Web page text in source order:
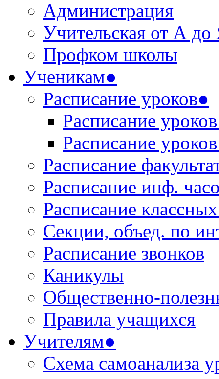
Администрация
Учительская от А до
Профком школы
Ученикам●
Расписание уроков●
Расписание
Расписание
Расписание
Расписание инф.
Расписание
Секции, объед. по
Расписание звонков
Каникулы
Общественно-
Правила учащихся
Учителям●
Схема самоанализа